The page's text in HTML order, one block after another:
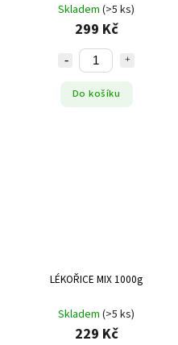
Skladem (>5 ks)
299 Kč
Do košíku
LÉKOŘICE MIX 1000g
Skladem (>5 ks)
229 Kč